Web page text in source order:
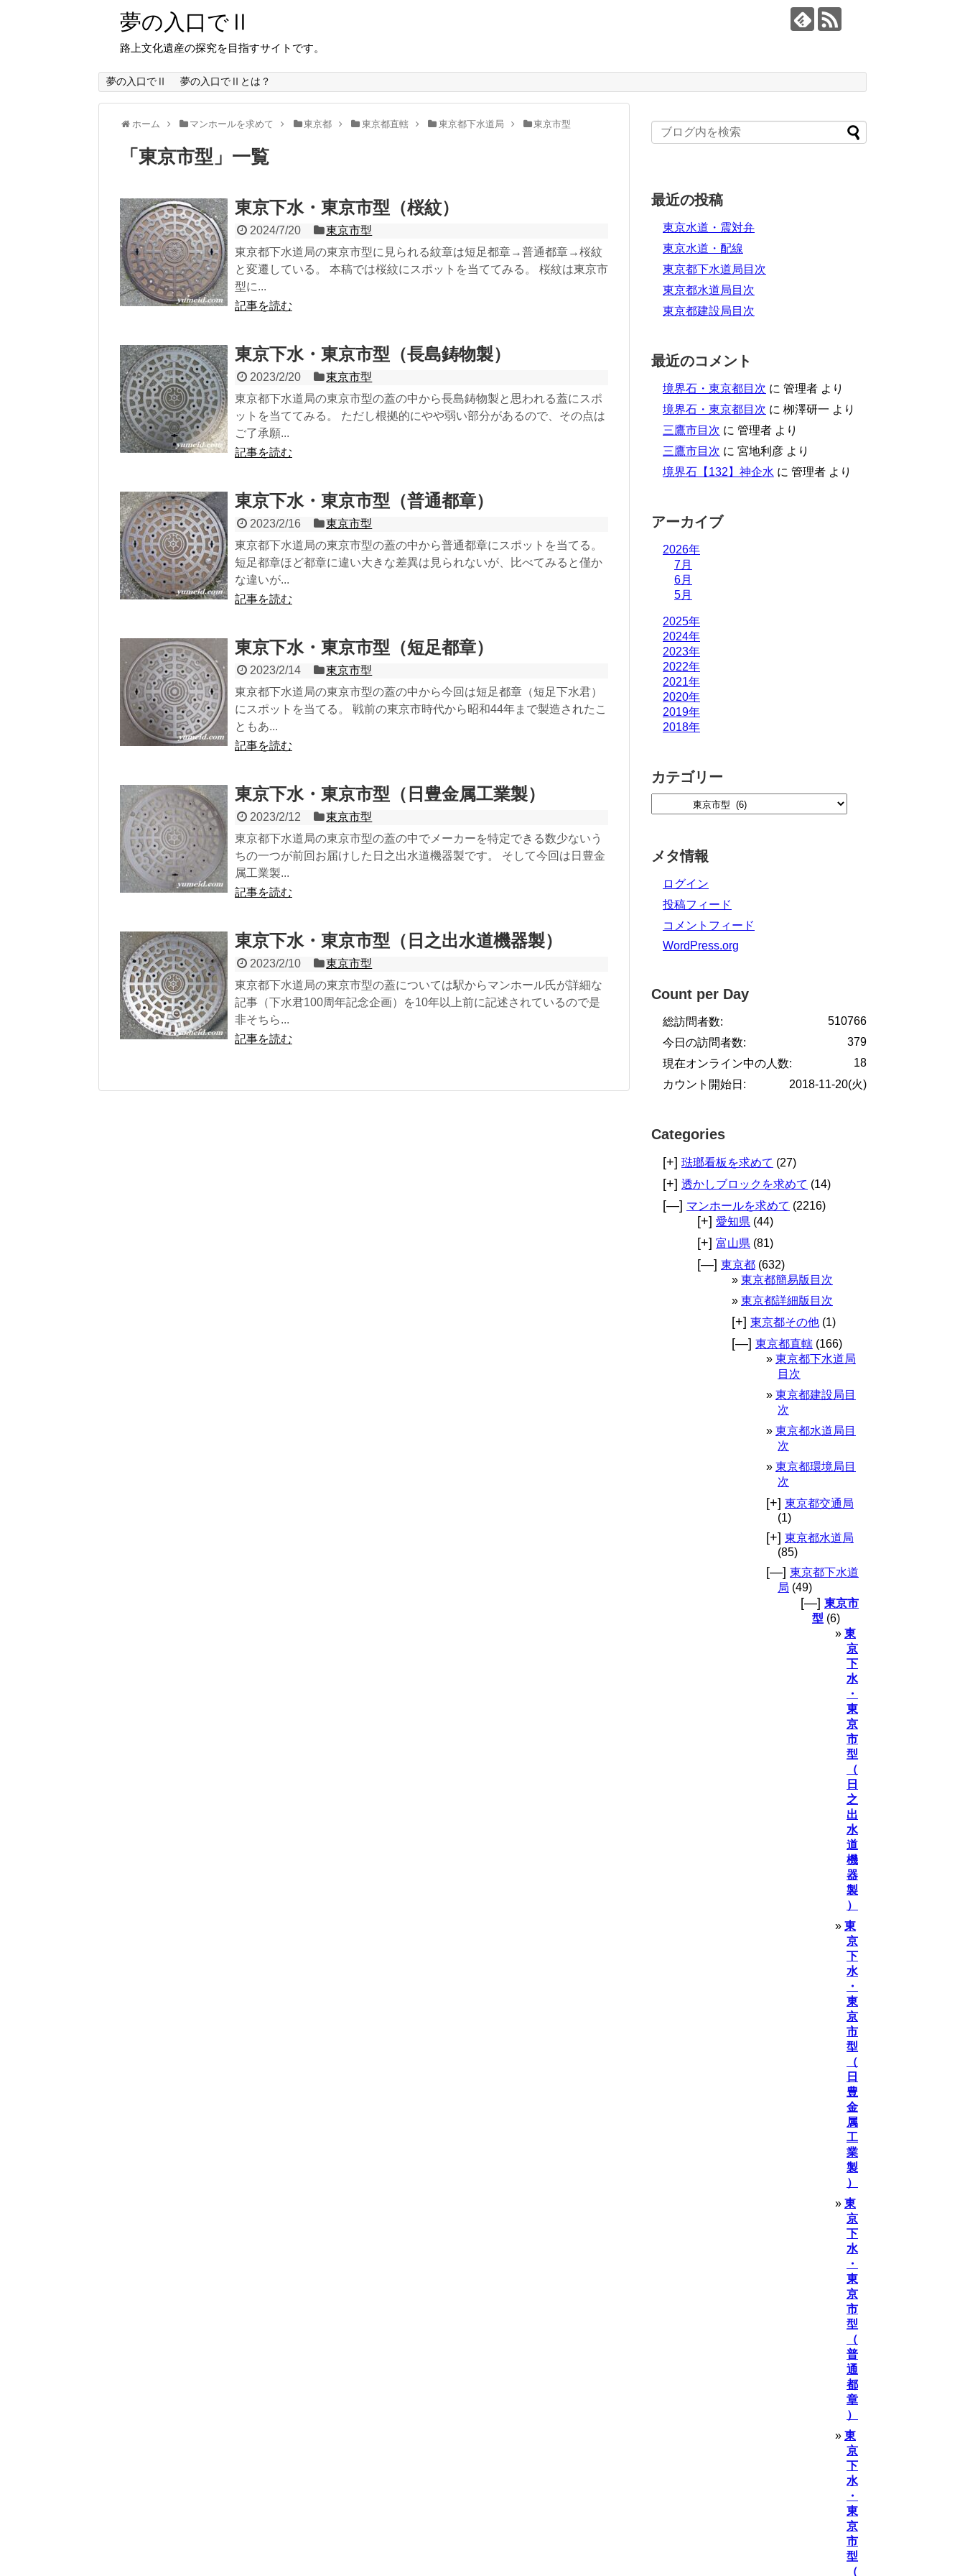
夢の入口でⅡ
路上文化遺産の探究を目指すサイトです。
夢の入口でⅡ 夢の入口でⅡとは？
ホーム マンホールを求めて 東京都 東京都直轄 東京都下水道局 東京市型
「 東京市型 」 一覧
東京下水・東京市型（桜紋）
2024/7/20
東京市型
東京都下水道局の東京市型に見られる紋章は短足都章→普通都章→桜紋
と変遷している。 本稿では桜紋にスポットを当ててみる。 桜紋は東京市
型に...
記事を読む
東京下水・東京市型（長島鋳物製）
2023/2/20
東京市型
東京都下水道局の東京市型の蓋の中から長島鋳物製と思われる蓋にスポ
ットを当ててみる。 ただし根拠的にやや弱い部分があるので、その点は
ご了承願...
記事を読む
東京下水・東京市型（普通都章）
2023/2/16
東京市型
東京都下水道局の東京市型の蓋の中から普通都章にスポットを当てる。
短足都章ほど都章に違い大きな差異は見られないが、比べてみると僅か
な違いが...
記事を読む
東京下水・東京市型（短足都章）
2023/2/14
東京市型
東京都下水道局の東京市型の蓋の中から今回は短足都章（短足下水君）
にスポットを当てる。 戦前の東京市時代から昭和44年まで製造されたこ
ともあ...
記事を読む
東京下水・東京市型（日豊金属工業製）
2023/2/12
東京市型
東京都下水道局の東京市型の蓋の中でメーカーを特定できる数少ないう
ちの一つが前回お届けした日之出水道機器製です。 そして今回は日豊金
属工業製...
記事を読む
東京下水・東京市型（日之出水道機器製）
2023/2/10
東京市型
東京都下水道局の東京市型の蓋については駅からマンホール氏が詳細な
記事（下水君100周年記念企画）を10年以上前に記述されているので是
非そちら...
記事を読む
最近の投稿
東京水道・震対弁
東京水道・配線
東京都下水道局目次
東京都水道局目次
東京都建設局目次
最近のコメント
境界石・東京都目次 に 管理者 より
境界石・東京都目次 に 栁澤研一 より
三鷹市目次 に 管理者 より
三鷹市目次 に 宮地利彦 より
境界石【132】神企水 に 管理者 より
アーカイブ
2026年
7月
6月
5月
2025年
2024年
2023年
2022年
2021年
2020年
2019年
2018年
カテゴリー
メタ情報
ログイン
投稿フィード
コメントフィード
WordPress.org
Count per Day
510766
総訪問者数:
379
今日の訪問者数:
18
現在オンライン中の人数:
2018-11-20(火)
カウント開始日:
Categories
[+] 琺瑯看板を求めて (27)
[+] 透かしブロックを求めて (14)
[—] マンホールを求めて (2216)
[+] 愛知県 (44)
[+] 富山県 (81)
[—] 東京都 (632)
東京都簡易版目次
東京都詳細版目次
[+] 東京都その他 (1)
[—] 東京都直轄 (166)
東京都下水道局
目次
東京都建設局目
次
東京都水道局目
次
東京都環境局目
次
[+] 東京都交通局
(1)
[+] 東京都水道局
(85)
[—] 東京都下水道
局 (49)
[—] 東京市
型 (6)
東
京
下
水
・
東
京
市
型
（
日
之
出
水
道
機
器
製
）
東
京
下
水
・
東
京
市
型
（
日
豊
金
属
工
業
製
）
東
京
下
水
・
東
京
市
型
（
普
通
都
章
）
東
京
下
水
・
東
京
市
型
（